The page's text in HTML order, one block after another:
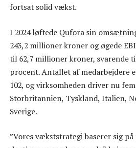
fortsat solid vækst.
I 2024 løftede Qufora sin
243,2 millioner kroner og øgede
til 62,7 millioner kroner, svarende
procent. Antallet af medarbejdere
102, og virksomheden driver nu
Storbritannien, Tyskland, Italien,
Sverige.
”Vores vækststrategi baserer sig